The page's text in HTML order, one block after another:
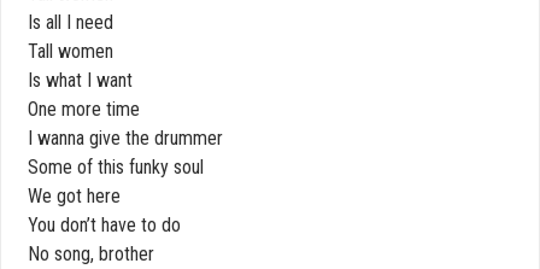
Is all I need
Tall women
Is what I want
One more time
I wanna give the drummer
Some of this funky soul
We got here
You don’t have to do
No song, brother